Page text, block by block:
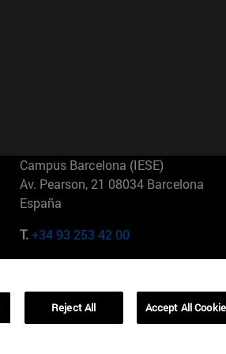
Campus Barcelona (IESE)
Av. Pearson, 21 08034 Barcelona
España
T.+34 93 253 42 00
01321001 Bela Vista Brasil
Reject All Accept All